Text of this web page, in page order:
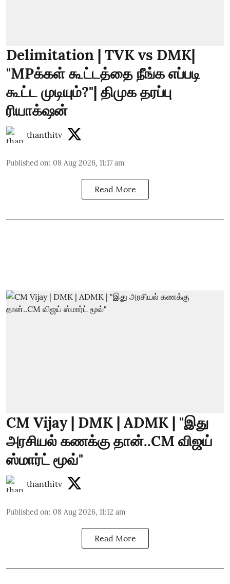
Delimitation | TVK vs DMK|
"MPக்கள் கூட்டத்தை நீங்க எப்படி
கூட்ட முடியும்?"| திமுக தரப்பு
ரியாக்‌ஷன்
thanthitv
Published on: 08 Aug 2026, 11:17 am
Read More
CM Vijay | DMK | ADMK | "இது
அரசியல் கணக்கு தான்..CM விஜய்
ஸ்மார்ட் மூவ்"
thanthitv
Published on: 08 Aug 2026, 11:12 am
Read More